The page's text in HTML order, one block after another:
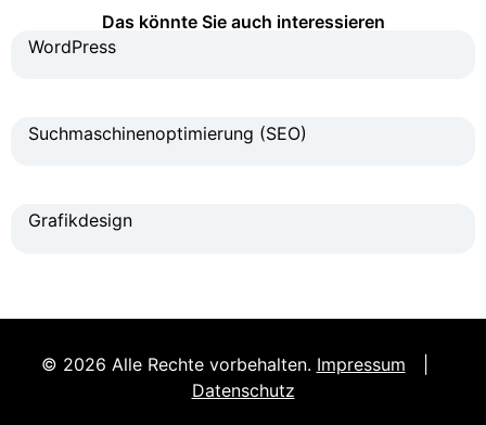
Das könnte Sie auch interessieren
WordPress
Suchmaschinenoptimierung (SEO)
Grafikdesign
© 2026 Alle Rechte vorbehalten. Impressum
Datenschutz